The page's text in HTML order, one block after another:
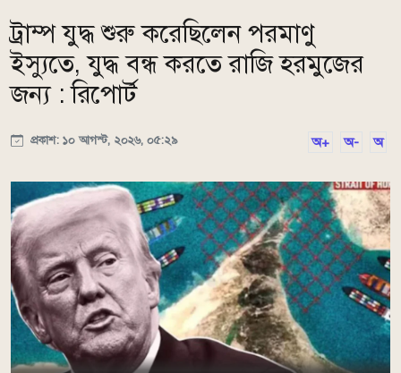
ট্রাম্প যুদ্ধ শুরু করেছিলেন পরমাণু
ইস্যুতে, যুদ্ধ বন্ধ করতে রাজি হরমুজের
জন্য : রিপোর্ট
প্রকাশ: ১০ আগস্ট, ২০২৬, ০৫:২৯ অ+ অ- অ